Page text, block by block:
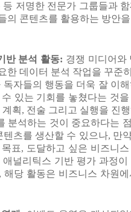
등 저명한 전문가 그룹들과
의 콘텐츠를 활용하는 방안
반 분석 활동: 경쟁 미디어와
한 데이터 분석 작업을 꾸준
자들의 행동을 더욱 잘 이
있는 기회를 놓쳤다는 것
계획, 전술 그리고 실행을 진
분석하는 것이 중요하다는
츠를 생산할 수 있으나, 만
표, 도달하고 싶은 비즈니
널리틱스 기반 평가 과정
,해당 활동은 비즈니스 차원